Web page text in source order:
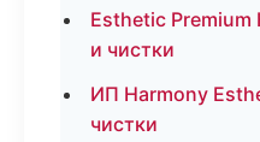
Esthetic
и чистки
ИП Harmony
чистки